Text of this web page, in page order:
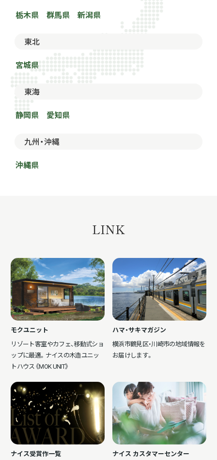
栃木県 群馬県 新潟県
東北
宮城県
東海
静岡県 愛知県
九州・沖縄
沖縄県
LINK
モクユニット
リゾート客室やカフェ、移動式ショ
ップに最適。ナイスの木造ユニッ
トハウス《MOK UNIT》
ハマ・サキマガジン
横浜市鶴見区・川崎市の地域情報を
お届けします。
ナイス受賞作一覧 ナイス カスタマーセンター